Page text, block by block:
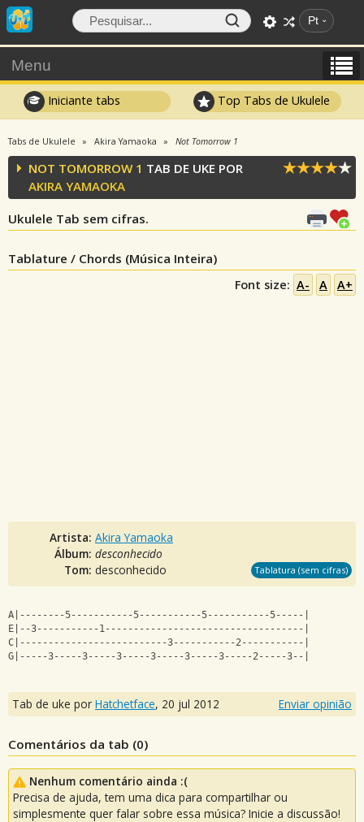
Pt
Menu
Iniciante tabs Top Tabs de Ukulele
Tabs de Ukulele Akira Yamaoka Not Tomorrow 1
NOT TOMORROW 1 TAB DE UKE POR
AKIRA YAMAOKA
Ukulele Tab sem cifras.
Tablature / Chords (Música Inteira)
Font size: A- A A+
Artista: Akira Yamaoka
Álbum: desconhecido
Tom: desconhecido Tablatura (sem cifras)
A|--------5-----------5-----------5-----------5-----|
E|--3-----------1-----------------------------------|
C|--------------------------3-----------2-----------|
G|-----3-----3-----3-----3-----3-----3-----2-----3--|
Tab de uke por Hatchetface, 20 jul 2012 Enviar opinião
Comentários da tab (0)
Nenhum comentário ainda :(
Precisa de ajuda, tem uma dica para compartilhar ou
simplesmente quer falar sobre essa música? Inicie a discussão!